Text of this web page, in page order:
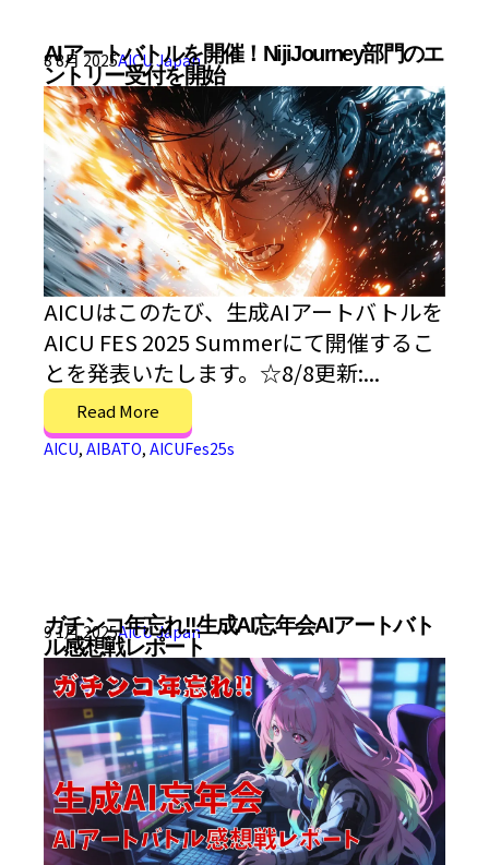
AIアートバトルを開催！NijiJourney部門のエ
ントリー受付を開始
8 8月 2025AICU Japan
AICUはこのたび、生成AIアートバトルを
AICU FES 2025 Summerにて開催するこ
とを発表いたします。☆8/8更新:...
Read More
AICU, AIBATO, AICUFes25s
ガチンコ年忘れ!!生成AI忘年会AIアートバト
ル感想戦レポート
9 1月 2025AICU Japan